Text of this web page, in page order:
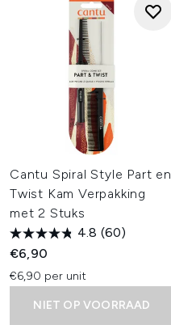
Cantu Spiral Style Part en
Twist Kam Verpakking
met 2 Stuks
4.8 (60)
€6,90
€6,90 per unit
NIET OP VOORRAAD